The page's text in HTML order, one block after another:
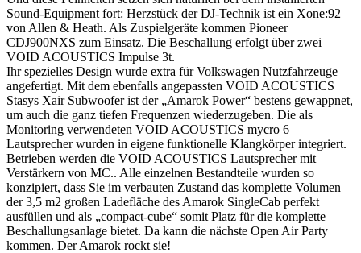
Sound-Equipment fort: Herzstück der DJ-Technik ist ein Xone:92
von Allen & Heath. Als Zuspielgeräte kommen Pioneer
CDJ900NXS zum Einsatz. Die Beschallung erfolgt über zwei
VOID ACOUSTICS Impulse 3t.
Ihr spezielles Design wurde extra für Volkswagen Nutzfahrzeuge
angefertigt. Mit dem ebenfalls angepassten VOID ACOUSTICS
Stasys Xair Subwoofer ist der „Amarok Power“ bestens gewappnet,
um auch die ganz tiefen Frequenzen wiederzugeben. Die als
Monitoring verwendeten VOID ACOUSTICS mycro 6
Lautsprecher wurden in eigene funktionelle Klangkörper integriert.
Betrieben werden die VOID ACOUSTICS Lautsprecher mit
Verstärkern von MC.. Alle einzelnen Bestandteile wurden so
konzipiert, dass Sie im verbauten Zustand das komplette Volumen
der 3,5 m2 großen Ladefläche des Amarok SingleCab perfekt
ausfüllen und als „compact-cube“ somit Platz für die komplette
Beschallungsanlage bietet. Da kann die nächste Open Air Party
kommen. Der Amarok rockt sie!